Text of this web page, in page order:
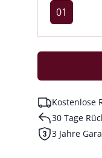
01
Kostenlose
30 Tage
3 Jahre